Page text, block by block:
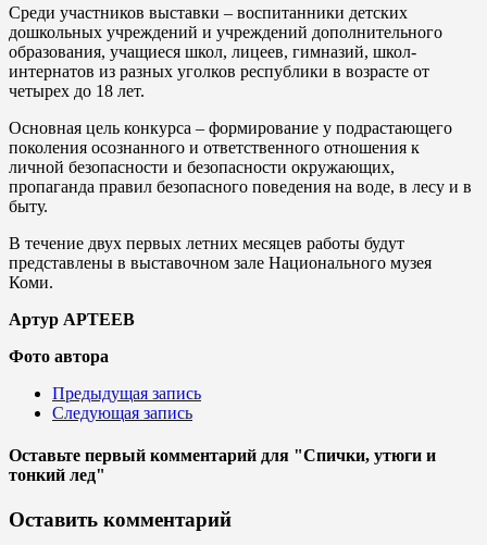
Среди участников выставки – воспитанники детских
дошкольных учреждений и учреждений дополнительного
образования, учащиеся школ, лицеев, гимназий, школ-
интернатов из разных уголков республики в возрасте от
четырех до 18 лет.
Основная цель конкурса – формирование у подрастающего
поколения осознанного и ответственного отношения к
личной безопасности и безопасности окружающих,
пропаганда правил безопасного поведения на воде, в лесу и в
быту.
В течение двух первых летних месяцев работы будут
представлены в выставочном зале Национального музея
Коми.
Артур АРТЕЕВ
Фото автора
Предыдущая запись
Следующая запись
Оставьте первый комментарий для "Спички, утюги и
тонкий лед"
Оставить комментарий